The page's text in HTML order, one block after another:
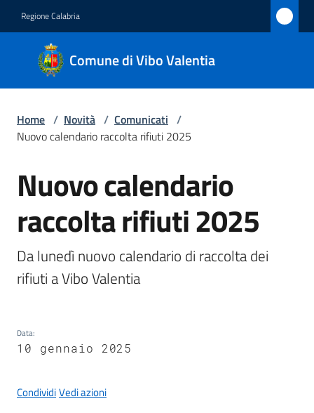
Regione Calabria
Comune di Vibo Valentia
Comune
di Vibo
Valentia
Novità
Servizi
Vivere
Vibo
A
Home / Novità / Comunicati /
Nuovo calendario raccolta rifiuti 2025
Salta al contenuto
Nuovo calendario
raccolta rifiuti 2025
Da lunedì nuovo calendario di raccolta dei
rifiuti a Vibo Valentia
Data:
10 gennaio 2025
CondividiVedi azioni